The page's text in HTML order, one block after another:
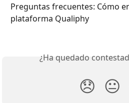
Preguntas frecuentes: Cómo
plataforma Qualiphy
¿Ha quedado
😞 😐